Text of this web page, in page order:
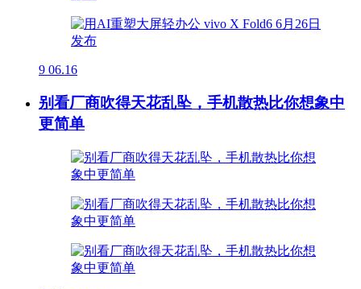
9 06.16
别看厂商吹得天花乱坠，手机散热比你想象中
更简单